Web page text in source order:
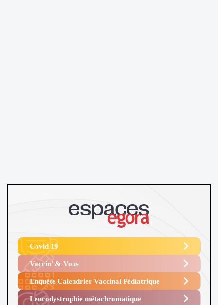
Covid 19
Vaccin’ & Vous
Enquête Calendrier Vaccinal Pédiatrique
Leucodystrophie métachromatique